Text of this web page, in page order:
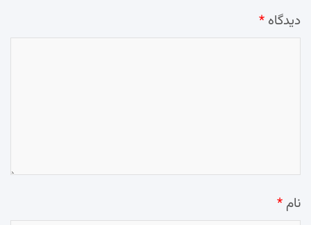
دیدگاه *
نام *